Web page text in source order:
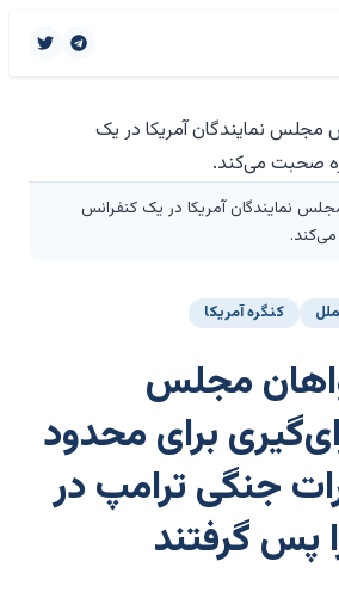
نمایندگان آمریکا در یک کنفرانس
کنگره آمریکا
مجلس
برای محدود
جنگی ترامپ در
پس گرفتند